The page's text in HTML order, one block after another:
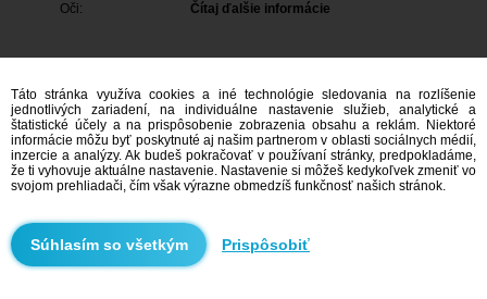
Oči:
Čítaj ďalšie informácie
Mám záujem
Táto stránka využíva cookies a iné technológie sledovania na rozlíšenie
jednotlivých zariadení, na individuálne nastavenie služieb, analytické a
štatistické účely a na prispôsobenie zobrazenia obsahu a reklám. Niektoré
informácie môžu byť poskytnuté aj našim partnerom v oblasti sociálnych médií,
inzercie a analýzy. Ak budeš pokračovať v používaní stránky, predpokladáme,
že ti vyhovuje aktuálne nastavenie. Nastavenie si môžeš kedykoľvek zmeniť vo
svojom prehliadači, čím však výrazne obmedzíš funkčnosť našich stránok.
Prispôsobiť